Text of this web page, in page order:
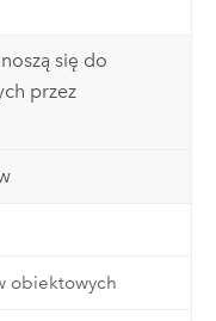
się do
przez
obiektowych